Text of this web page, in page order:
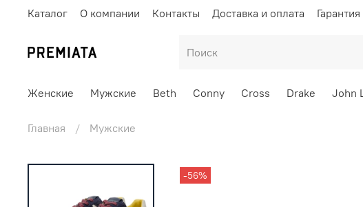
Каталог О компании Контакты Доставка и оплата
Женские Мужские Beth Conny Cross Drake John
Главная Мужские
-56%